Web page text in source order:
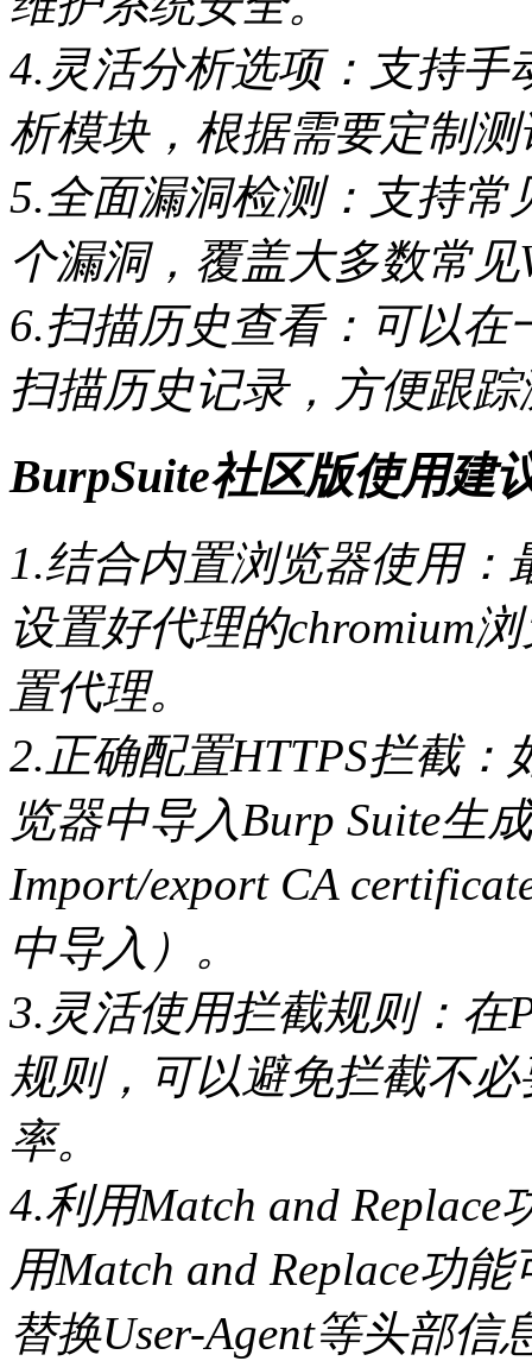
4.灵活分析选项：支持手
析模块，根据需要定制
5.全面漏洞检测：支持常
个漏洞，覆盖大多数常见
6.扫描历史查看：可以
扫描历史记录，方便跟
BurpSuite社区版使用建
1.结合内置浏览器使用：
设置好代理的chromium
置代理。
2.正确配置HTTPS拦截
览器中导入Burp Suite生
Import/export CA
中导入）。
3.灵活使用拦截规则：在
规则，可以避免拦截不
率。
4.利用Match and
用Match and Replace功
替换User-Agent等头部信